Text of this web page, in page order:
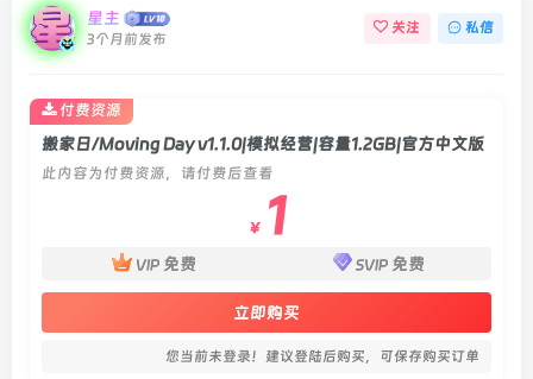
星主
3个月前发布
关注 私信
搬家日/Moving Day v1.1.0|模拟经营|容量1.2GB|官方中文版
此内容为付费资源，请付费后查看
￥ 1
VIP 免费 SVIP 免费
立即购买
您当前未登录！建议登陆后购买，可保存购买订单
付费资源